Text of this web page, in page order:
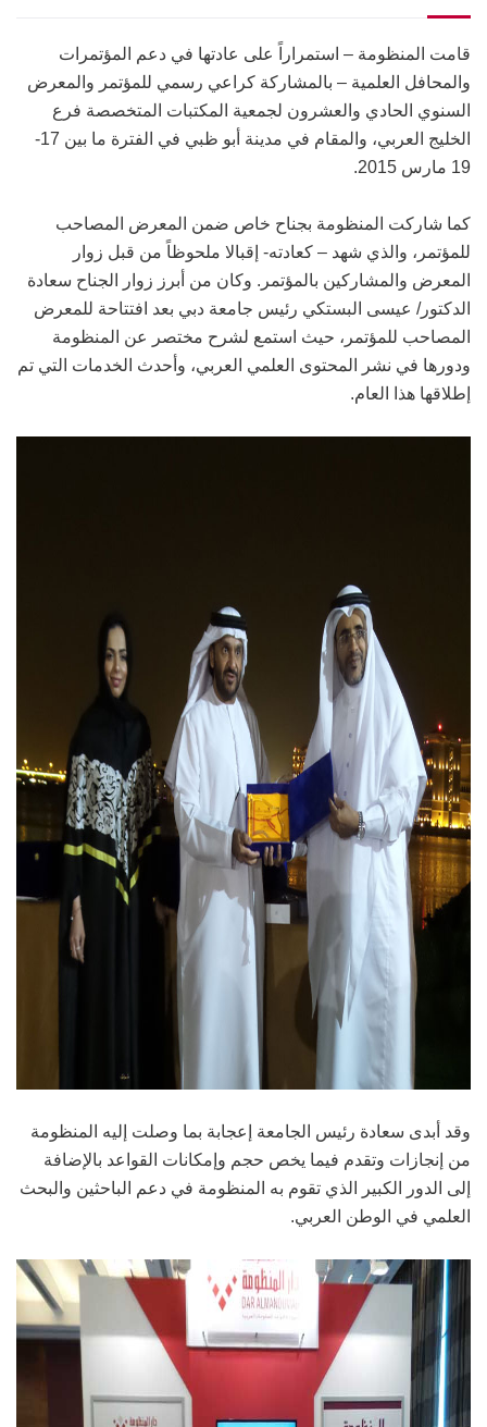
قامت المنظومة – استمراراً على عادتها في دعم المؤتمرات
والمحافل العلمية – بالمشاركة كراعي رسمي للمؤتمر والمعرض
السنوي الحادي والعشرون لجمعية المكتبات المتخصصة فرع
الخليج العربي، والمقام في مدينة أبو ظبي في الفترة ما بين 17-
19 مارس 2015.
كما شاركت المنظومة بجناح خاص ضمن المعرض المصاحب
للمؤتمر، والذي شهد – كعادته- إقبالا ملحوظاً من قبل زوار
المعرض والمشاركين بالمؤتمر. وكان من أبرز زوار الجناح سعادة
الدكتور/ عيسى البستكي رئيس جامعة دبي بعد افتتاحة للمعرض
المصاحب للمؤتمر، حيث استمع لشرح مختصر عن المنظومة
ودورها في نشر المحتوى العلمي العربي، وأحدث الخدمات التي تم
إطلاقها هذا العام.
وقد أبدى سعادة رئيس الجامعة إعجابة بما وصلت إليه المنظومة
من إنجازات وتقدم فيما يخص حجم وإمكانات القواعد بالإضافة
إلى الدور الكبير الذي تقوم به المنظومة في دعم الباحثين والبحث
العلمي في الوطن العربي.